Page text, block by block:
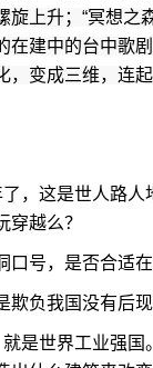
上升；“冥想之
在建中的台中歌
，变成三维，连
，这是世人路人
穿越么？
口号，是否合适
欺负我国没有后
是世界工业强国